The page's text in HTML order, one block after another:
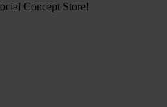
Concept Store!